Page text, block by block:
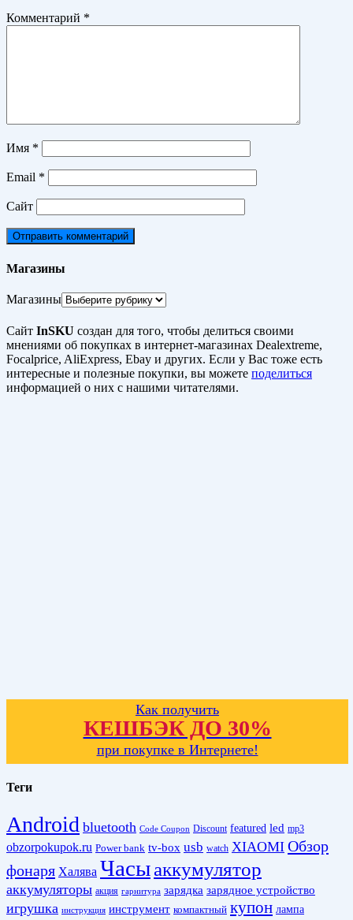
Комментарий *
Имя *
Email *
Сайт
Магазины
Магазины
Сайт InSKU создан для того, чтобы делиться своими
мнениями об покупках в интернет-магазинах Dealextreme,
Focalprice, AliExpress, Ebay и других. Если у Вас тоже есть
интересные и полезные покупки, вы можете поделиться
информацией о них с нашими читателями.
Как получить
КЕШБЭК ДО 30%
при покупке в Интернете!
Теги
Android bluetooth Code Coupon Discount featured led mp3
obzorpokupok.ru Power bank tv-box usb watch XIAOMI Обзор
фонаря Халява Часыаккумулятор
аккумуляторы акция гарнитура зарядка зарядное устройство
игрушка инструкция инструмент компактный купон лампа